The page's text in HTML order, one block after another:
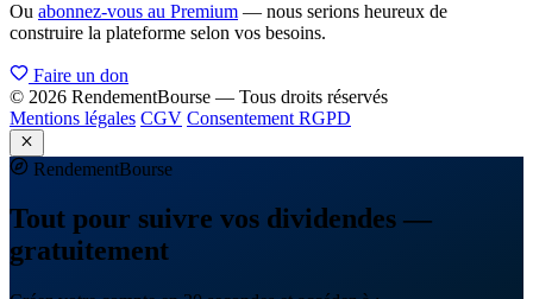
Ou abonnez-vous au Premium — nous serions heureux de
construire la plateforme selon vos besoins.
Faire un don
© 2026 RendementBourse — Tous droits réservés
Mentions légales CGV Consentement RGPD
RendementBourse
Tout pour suivre vos dividendes —
gratuitement